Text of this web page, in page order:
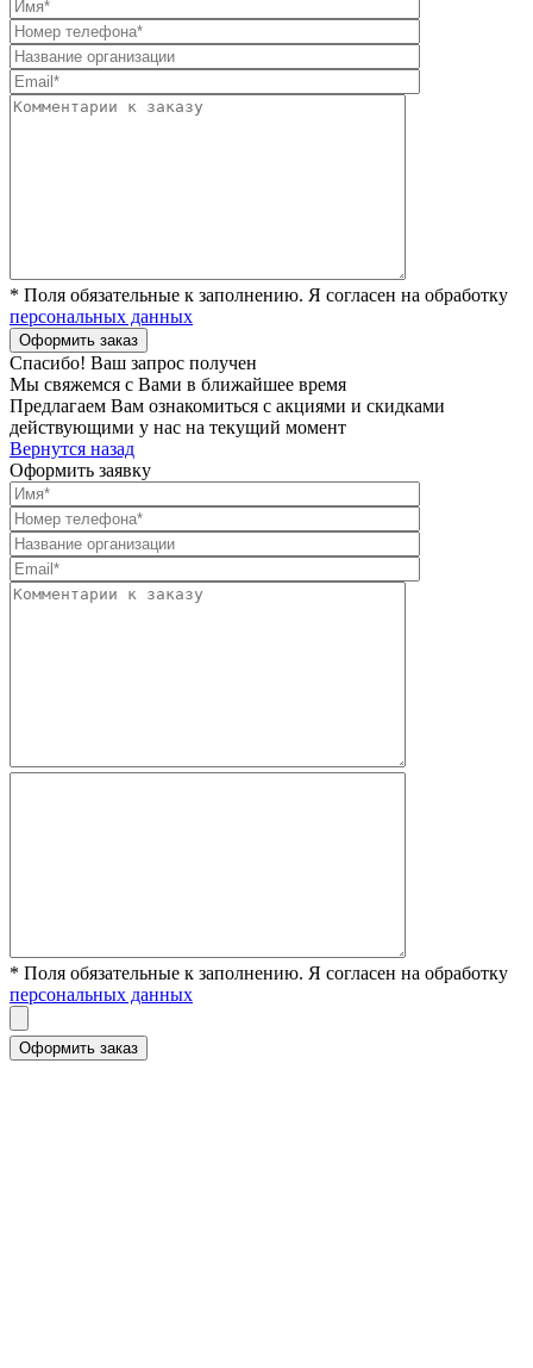
* Поля обязательные к заполнению. Я согласен на обработку
персональных данных
Спасибо! Ваш запрос получен
Мы свяжемся с Вами в ближайшее время
Предлагаем Вам ознакомиться с акциями и скидками
действующими у нас на текущий момент
Вернутся назад
Оформить заявку
* Поля обязательные к заполнению. Я согласен на обработку
персональных данных